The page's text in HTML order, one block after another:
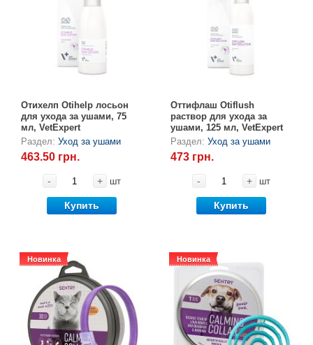
Отихелп Otihelp лосьон
для ухода за ушами, 75
мл, VetExpert
Раздел:Уход за ушами
463.50 грн.
- + шт
Купить
Оттифлаш Otiflush
раствор для ухода за
ушами, 125 мл, VetExpert
Раздел:Уход за ушами
473 грн.
- + шт
Купить
Новинка
Новинка Новинка
Новинка